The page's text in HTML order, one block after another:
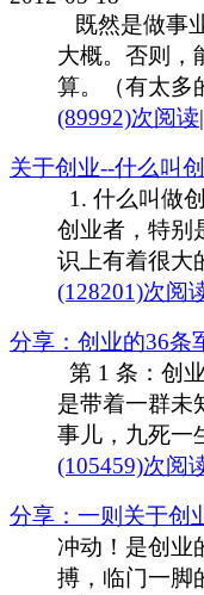
既然是做事
大概。否则，
算。（有太多
(89992)次阅读|
关于创业--什么叫
1. 什么叫做
创业者，特别
识上有着很
(128201)次阅
分享：创业的36条
第 1 条：创
是带着一群未
事儿，九死一
(105459)次阅
分享：一则关于创
冲动！是创业
搏，临门一